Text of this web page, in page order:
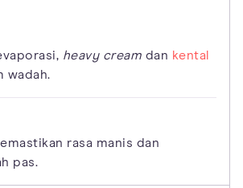
heavy cream dan kental
wadah.
rasa manis dan
pas.